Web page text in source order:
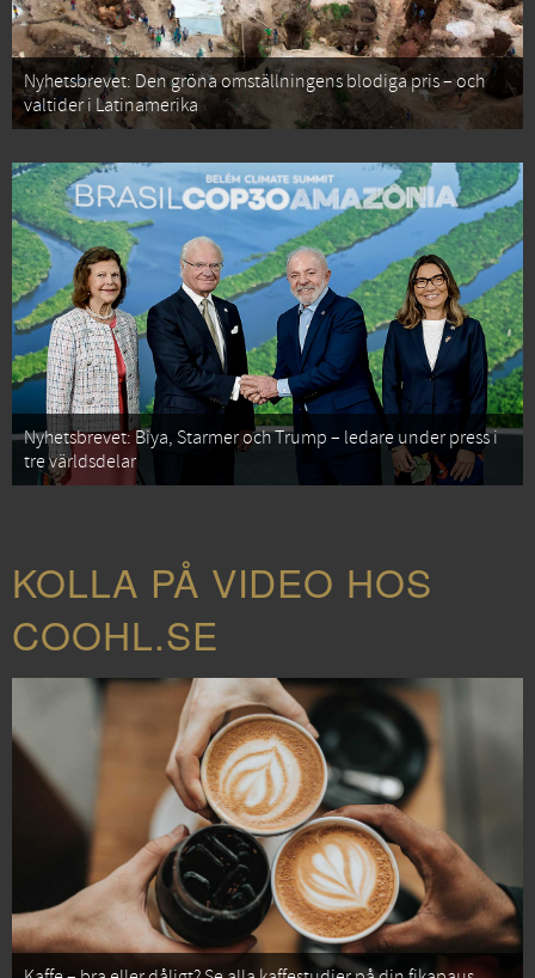
Nyhetsbrevet: Den gröna omställningens blodiga pris – och
valtider i Latinamerika
Nyhetsbrevet: Biya, Starmer och Trump – ledare under press i
tre världsdelar
KOLLA PÅ VIDEO HOS
COOHL.SE